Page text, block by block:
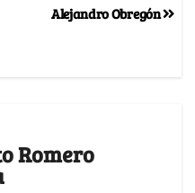
Alejandro Obregón
Romero